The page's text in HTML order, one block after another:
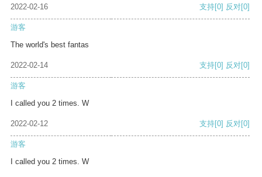
2022-02-16 支持[0] 反对[0]
游客
The world's best fantas
2022-02-14 支持[0] 反对[0]
游客
I called you 2 times. W
2022-02-12 支持[0] 反对[0]
游客
I called you 2 times. W